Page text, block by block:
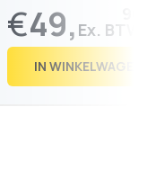
€49,
€ 60,
IN WINKELWAGEN